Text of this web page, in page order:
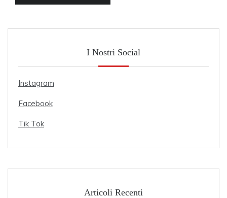
I Nostri Social
Instagram
Facebook
Tik Tok
Articoli Recenti